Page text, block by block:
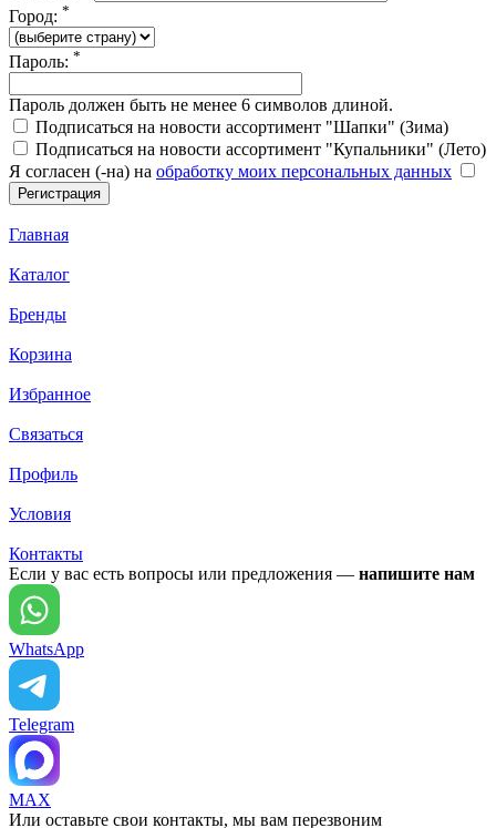
Город: *
Пароль: *
Пароль должен быть не менее 6 символов длиной.
Подписаться на новости ассортимент "Шапки" (Зима)
Подписаться на новости ассортимент "Купальники" (Лето)
Я согласен (-на) на обработку моих персональных данных
Главная
Каталог
Бренды
Корзина
Избранное
Связаться
Профиль
Условия
Контакты
Если у вас есть вопросы или предложения — напишите нам
WhatsApp
Telegram
MAX
Или оставьте свои контакты, мы вам перезвоним